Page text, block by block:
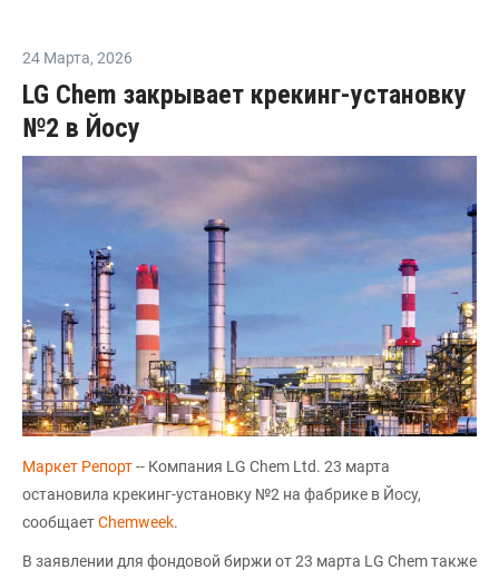
24 Марта, 2026
LG Chem закрывает крекинг-установку
№2 в Йосу
Маркет Репорт-- Компания LG Chem Ltd. 23 марта
остановила крекинг-установку №2 на фабрике в Йосу,
сообщаетChemweek.
В заявлении для фондовой биржи от 23 марта LG Chem также